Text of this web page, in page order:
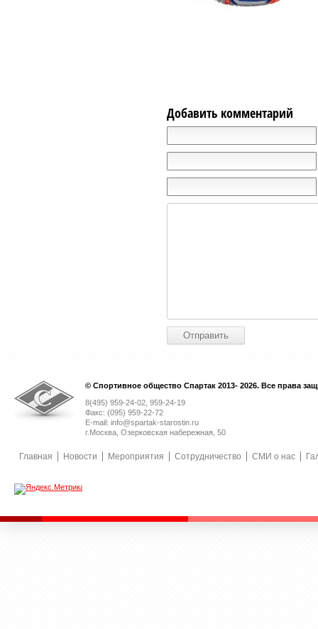
Добавить комментарий
© Спортивное общество Спартак 2013- 2026. Все права
8(495) 959-24-02, 959-24-19
Факс: (095) 959-22-72
E-mail: info@spartak-starostin.ru
г.Москва, Озерковская набережная, 50
Главная Новости Мероприятия Сотрудничество СМИ о нас